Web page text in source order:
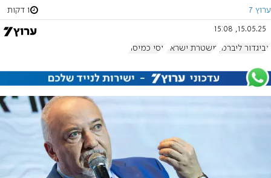
ערוץ 7 1 דקות
15.05.25, 15:08
אביגדור ליברמן משטרת ישראל יוסי כמיסה